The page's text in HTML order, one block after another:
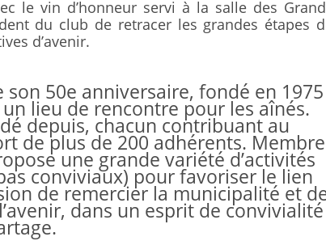
le vin d’honneur servi à la salle des
du club de retracer les grandes étapes
d’avenir.
50e anniversaire, fondé en 1975
lieu de rencontre pour les aînés.
depuis, chacun contribuant au
de plus de 200 adhérents. Membre
une grande variété d’activités
conviviaux) pour favoriser le lien
de remercier la municipalité et
dans un esprit de convivialité